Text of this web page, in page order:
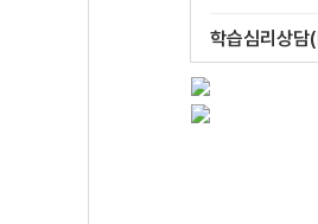
학습심리상